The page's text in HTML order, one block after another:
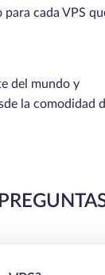
cada VPS
del mundo y
la comodidad